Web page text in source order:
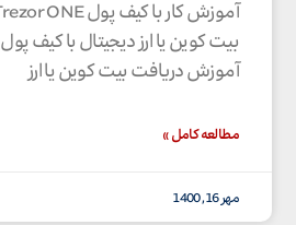
آموزش دریافت بیت کوین یا ارز
مطالعه کامل »
مهر 16, 1400